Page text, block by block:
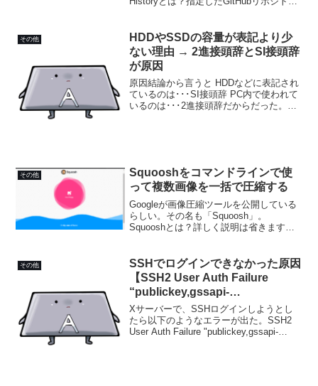
ライブ...
その他
HDDやSSDの容量が表記より少
ない理由 → 2進接頭辞とSI接頭辞
が原因
原因結論から言うと HDDなどに表記され
ているのは･･･SI接頭辞 PC内で使われて
いるのは･･･2進接頭辞だからだった。例
その他
Squooshをコマンドラインで使
って複数画像を一括で圧縮する
Googleが画像圧縮ツールを公開している
らしい。その名も「Squoosh」。
Squooshとは？詳しく説明は省きます
できる 読み込み可能：画像全般 出力可
能：JPE...
その他
SSHでログインできなかった原因
【SSH2 User Auth Failure
“publickey,gssapi-
keyex,gssapi-with-mic”】
Xサーバーで、SSHログインしようとし
たら以下のようなエラーが出た。SSH2
User Auth Failure "publickey,gssapi-